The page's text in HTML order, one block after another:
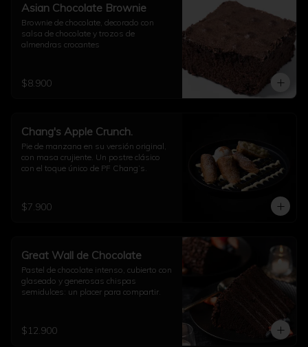
Asian Chocolate Brownie
Brownie de chocolate, decorado con
salsa de chocolate y trozos de
almendras crocantes
$8.900
Chang's Apple Crunch.
Pie de manzana en su versión original,
con masa crujiente. Un postre clásico
con el toque único de PF Chang’s.
$7.900
Great Wall de Chocolate
Pastel de chocolate intenso, cubierto con
glaseado y generosas chispas
semidulces: un placer para compartir.
$12.900